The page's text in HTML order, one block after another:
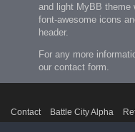
and light MyBB theme
font-awesome icons
header.
For any more
our contact form.
Contact Battle City Alpha